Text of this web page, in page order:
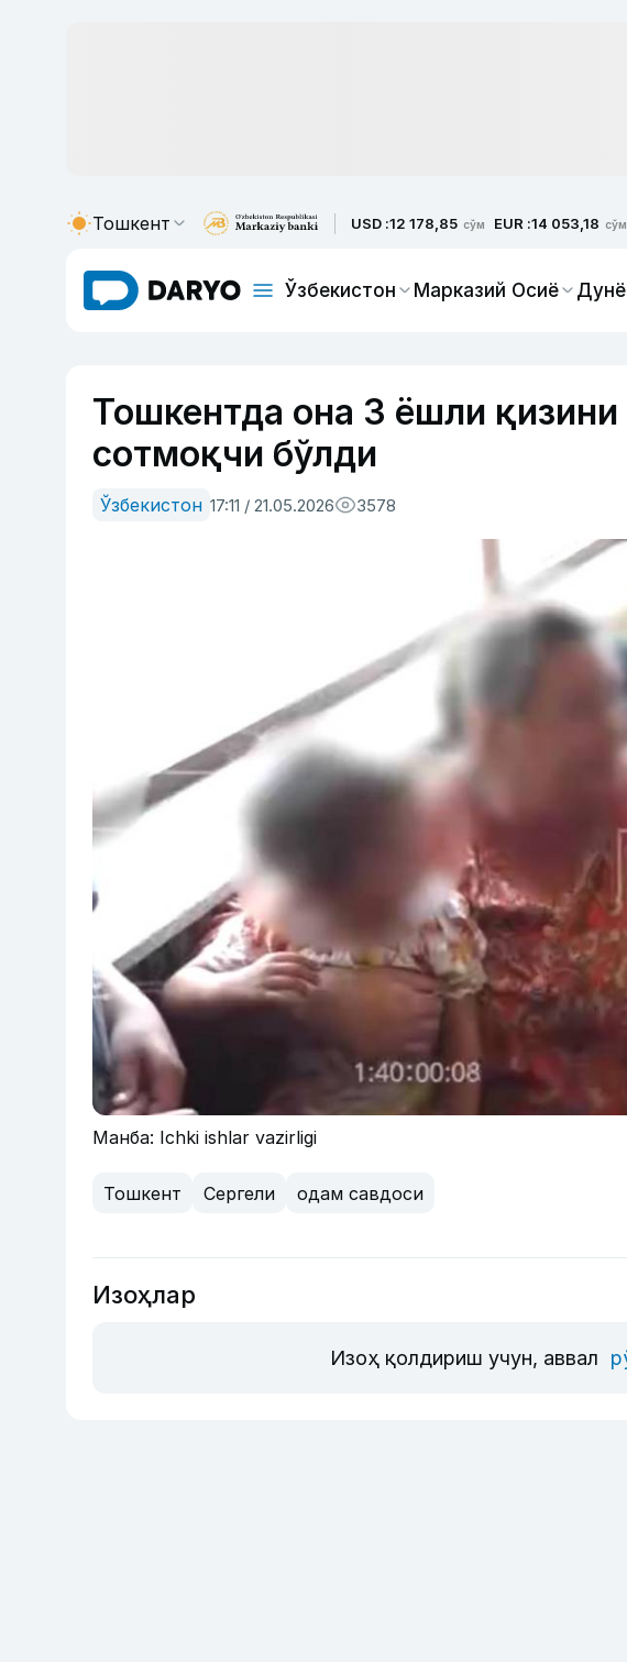
Тошкент USD :12 178,85 сўм EUR :14 053,18 сўм
Ўзбекистон Марказий Осиё Дунё
Тошкентда она 3 ёшли қизини
сотмоқчи бўлди
Ўзбекистон 17:11 / 21.05.2026 3578
Манба: Ichki ishlar vazirligi
Тошкент Сергели одам савдоси
Изоҳлар
Изоҳ қолдириш учун, аввал